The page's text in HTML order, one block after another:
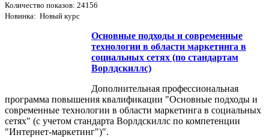
Количество показов: 24156
Новинка: Новый курс
Основные подходы и современные
технологии в области маркетинга в
социальных сетях (по стандартам
Ворлдскиллс)
Дополнительная профессиональная
программа повышения квалификации "Основные подходы и
современные технологии в области маркетинга в социальных
сетях" (с учетом стандарта Ворлдскиллс по компетенции
"Интернет-маркетинг")".